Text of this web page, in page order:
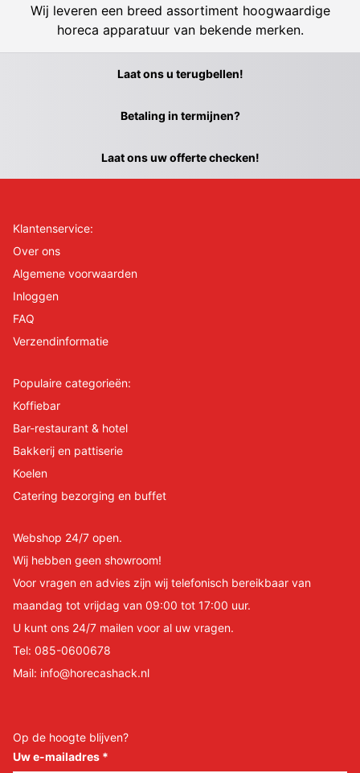
Wij leveren een breed assortiment hoogwaardige
horeca apparatuur van bekende merken.
Laat ons u terugbellen!
Betaling in termijnen?
Laat ons uw offerte checken!
Klantenservice:
Over ons
Algemene voorwaarden
Inloggen
FAQ
Verzendinformatie
Populaire categorieën:
Koffiebar
Bar-restaurant & hotel
Bakkerij en pattiserie
Koelen
Catering bezorging en buffet
Webshop 24/7 open.
Wij hebben geen showroom!
Voor vragen en advies zijn wij telefonisch bereikbaar van
maandag tot vrijdag van 09:00 tot 17:00 uur.
U kunt ons 24/7 mailen voor al uw vragen.
Tel: 085-0600678
Mail: info@horecashack.nl
Op de hoogte blijven?
Uw e-mailadres *